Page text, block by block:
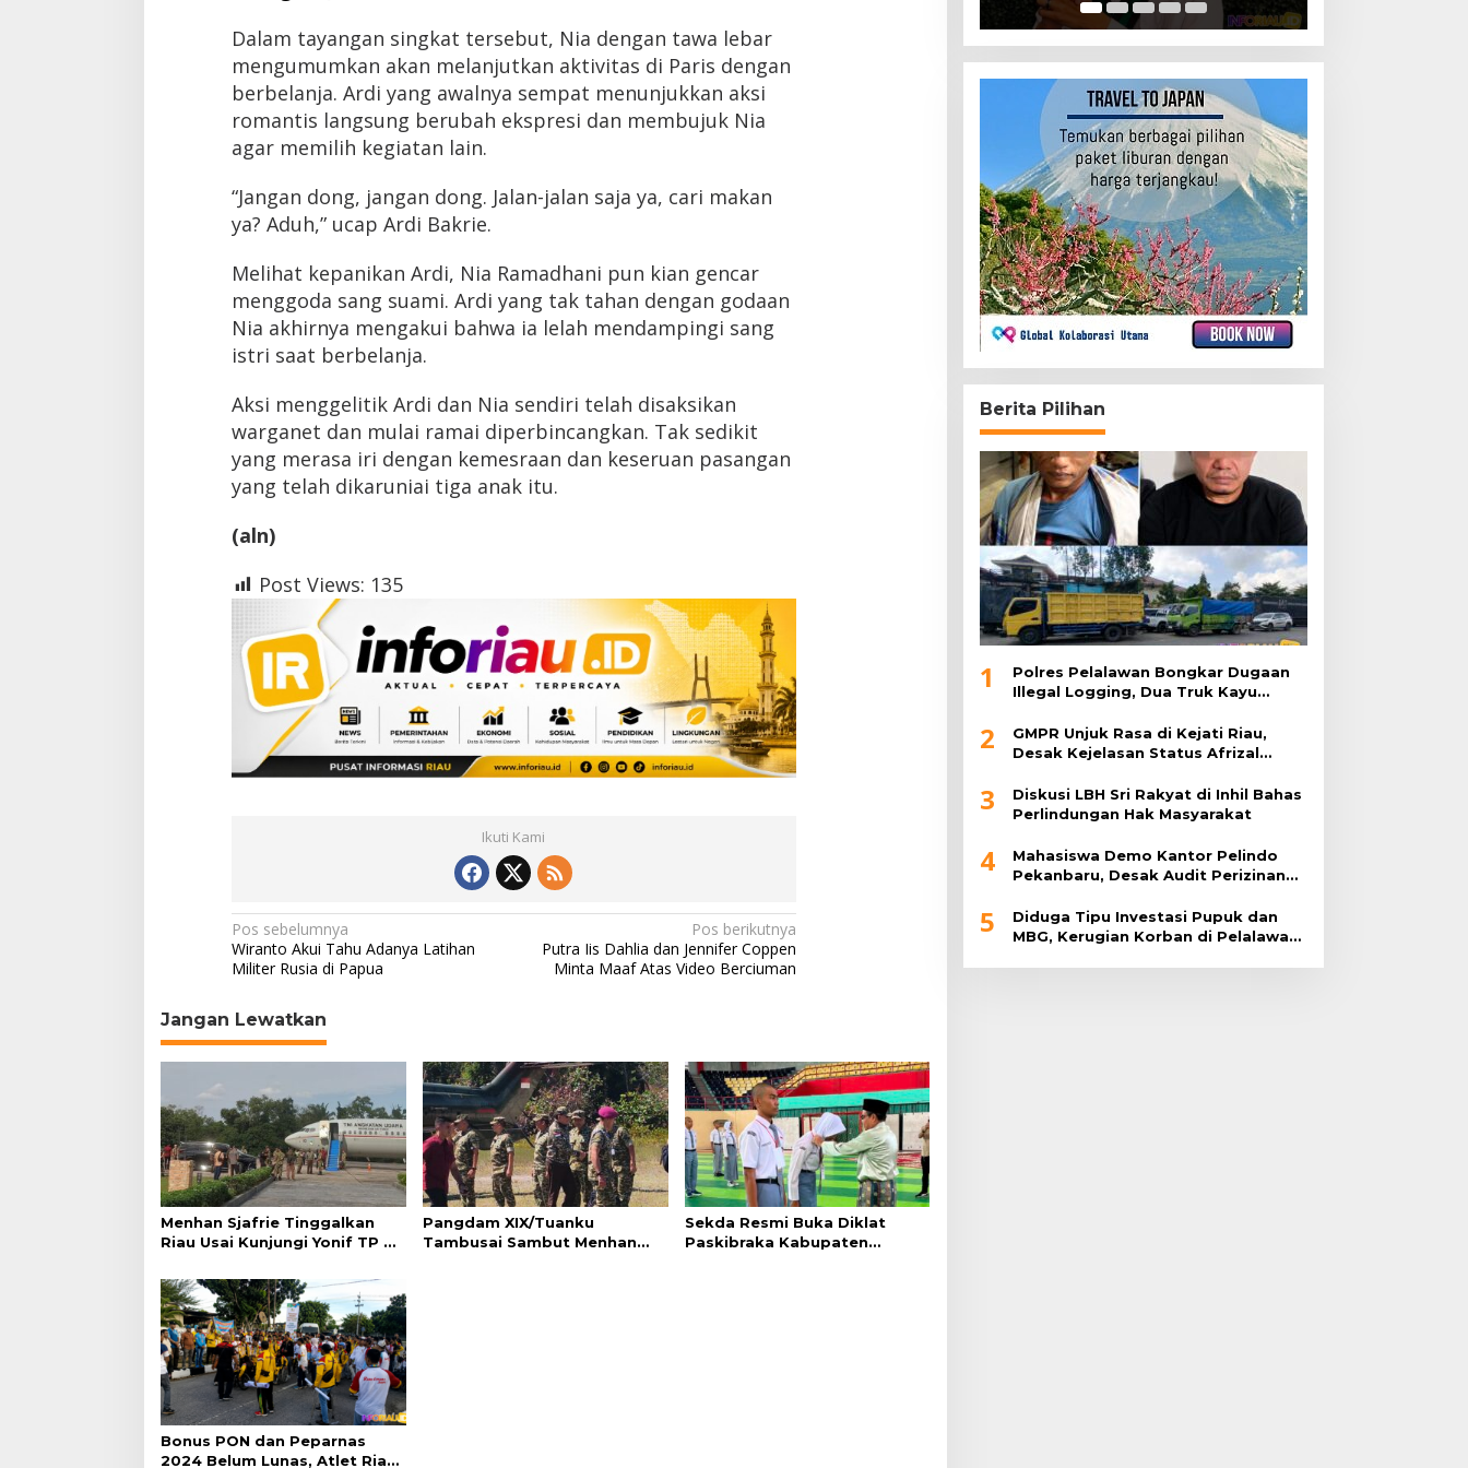
Dalam tayangan singkat tersebut, Nia dengan tawa lebar
mengumumkan akan melanjutkan aktivitas di Paris dengan
berbelanja. Ardi yang awalnya sempat menunjukkan aksi
romantis langsung berubah ekspresi dan membujuk Nia
agar memilih kegiatan lain.
“Jangan dong, jangan dong. Jalan-jalan saja ya, cari makan
ya? Aduh,” ucap Ardi Bakrie.
Melihat kepanikan Ardi, Nia Ramadhani pun kian gencar
menggoda sang suami. Ardi yang tak tahan dengan godaan
Nia akhirnya mengakui bahwa ia lelah mendampingi sang
istri saat berbelanja.
Aksi menggelitik Ardi dan Nia sendiri telah disaksikan
warganet dan mulai ramai diperbincangkan. Tak sedikit
yang merasa iri dengan kemesraan dan keseruan pasangan
yang telah dikaruniai tiga anak itu.
(aln)
Post Views: 135
Ikuti Kami
N
a
i
g
s
i
p
o
s
Pos sebelumnya
Wiranto Akui Tahu Adanya Latihan
Militer Rusia di Papua
Pos berikutnya
Putra Iis Dahlia dan Jennifer Coppen
Minta Maaf Atas Video Berciuman
Jangan Lewatkan
Menhan Sjafrie Tinggalkan
Riau Usai Kunjungi Yonif TP di
Tambusai
Pangdam XIX/Tuanku
Tambusai Sambut Menhan
Sekda Resmi Buka Diklat
Paskibraka Kabupaten
Bonus PON dan Peparnas
2024 Belum Lunas, Atlet Riau
Berita Pilihan
1
Polres Pelalawan Bongkar Dugaan
Illegal Logging, Dua Truk Kayu
2
GMPR Unjuk Rasa di Kejati Riau,
Desak Kejelasan Status Afrizal
3
Diskusi LBH Sri Rakyat di Inhil Bahas
Perlindungan Hak Masyarakat
4
Mahasiswa Demo Kantor Pelindo
Pekanbaru, Desak Audit Perizinan
5
Diduga Tipu Investasi Pupuk dan
MBG, Kerugian Korban di Pelalawan